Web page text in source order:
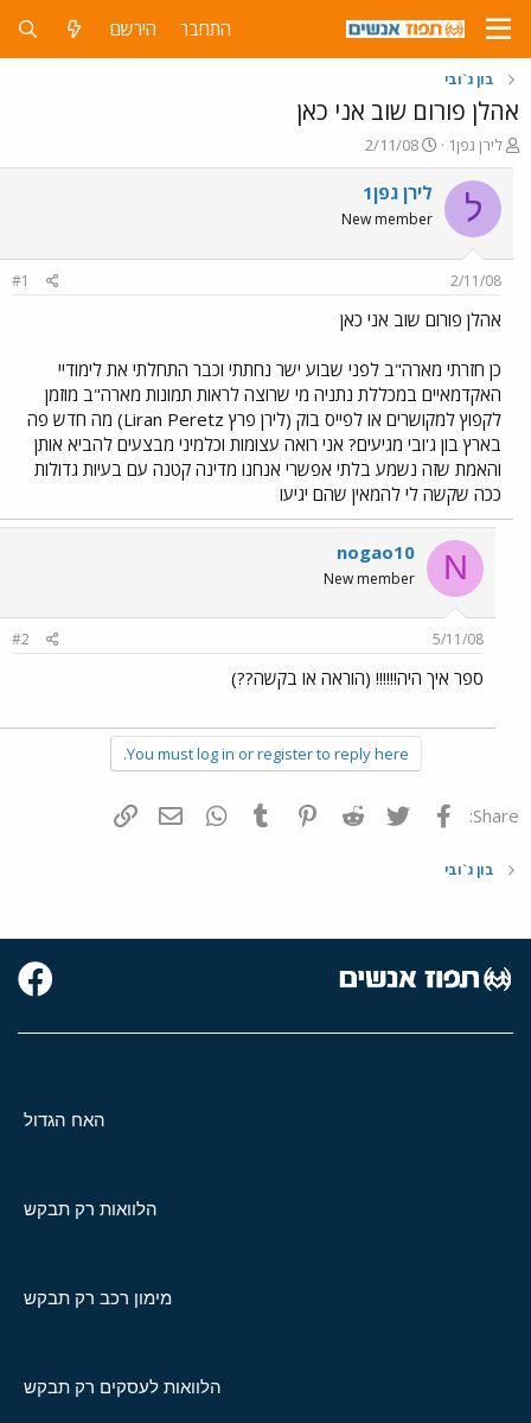
התחבר הירשם
בון ג`ובי
אהלן פורום שוב אני כאן
פ
ו
ת
ח
ה
ש
א
לירן גפן1
פ
ו
ר
ס
ם
ר
2/11/08
ל לירן גפן1
New member
2/11/08
#1
אהלן פורום שוב אני כאן
כן חזרתי מארה"ב לפני שבוע ישר נחתתי וכבר התחלתי את לימודיי
האקדמאיים במכללת נתניה מי שרוצה לראות תמונות מארה"ב מוזמן
לקפוץ למקושרים או לפייס בוק (לירן פרץ Liran Peretz) מה חדש פה
בארץ בון ג'ובי מגיעים? אני רואה עצומות וכלמיני מבצעים להביא אותן
והאמת שזה נשמע בלתי אפשרי אנחנו מדינה קטנה עם בעיות גדולות
ככה שקשה לי להמאין שהם יגיעו
N
nogao10
New member
5/11/08
#2
ספר איך היה!!!!!! (הוראה או בקשה??)
You must log in or register to reply here.
Share: פייסבוק Twitter
Reddit
Pinterest
Tumblr
WhatsAppדואר אלקטרוני
בון ג`ובי
האח הגדול
הלוואות רק תבקש
מימון רכב רק תבקש
הלוואות לעסקים רק תבקש